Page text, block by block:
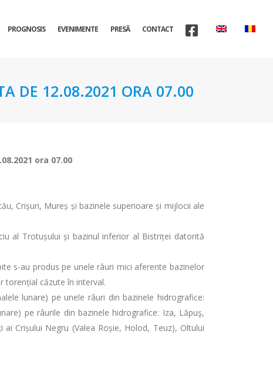
PROGNOSIS EVENIMENTE PRESĂ CONTACT
DE 12.08.2021 ORA 07.00
ora 07.00
Crișuri, Mureș și bazinele superioare și mijlocii ale
al Trotușului și bazinul inferior al Bistriței datorită
s-au produs pe unele râuri mici aferente bazinelor
torențial căzute în interval.
lunare) pe unele râuri din bazinele hidrografice:
pe râurile din bazinele hidrografice: Iza, Lăpuş,
Crișului Negru (Valea Roșie, Holod, Teuz), Oltului